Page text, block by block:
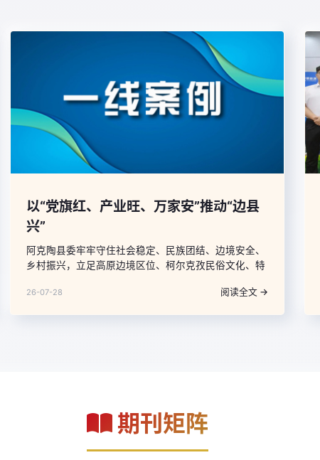
以“党旗红、产业旺、万家安”推动“边县
兴”
阿克陶县委牢牢守住社会稳定、民族团结、边境安全、
乡村振兴，立足高原边境区位、柯尔克孜民俗文化、特
拓展+纵向贯通+立体辐射三维联动核心体系，打造覆盖
26-07-28 阅读全文 →
期刊矩阵